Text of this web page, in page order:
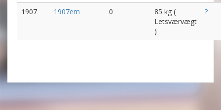
1907 1907em 0
85 kg (
Letsværvægt
)
?